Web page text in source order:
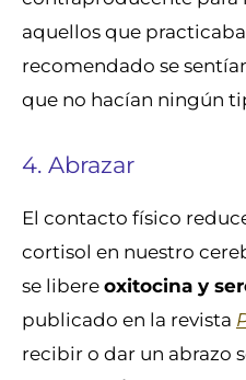
aquellos que
recomendado se
que no hacían ningún
4. Abrazar
El contacto físico
cortisol en nuestro
se libereoxitocina y
publicado en la revista
recibir o dar un abrazo